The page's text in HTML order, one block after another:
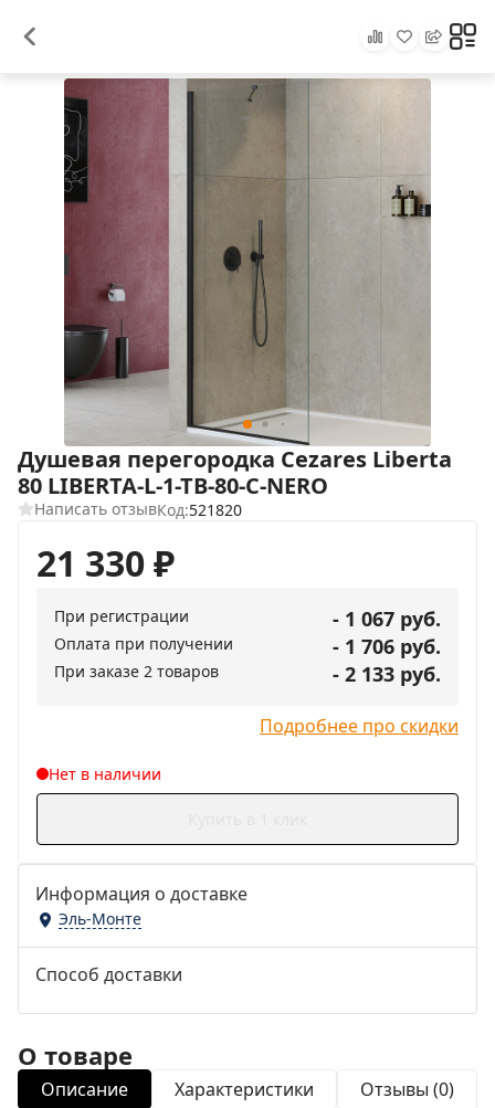
Душевая перегородка Cezares Liberta
80 LIBERTA-L-1-TB-80-C-NERO
Написать отзывКод:521820
21 330₽
При регистрации - 1 067 руб.
Оплата при получении - 1 706 руб.
При заказе 2 товаров - 2 133 руб.
Подробнее про скидки
Нет в наличии
Информация о доставке
Эль-Монте
Способ доставки
О товаре
Описание Характеристики Отзывы (0)